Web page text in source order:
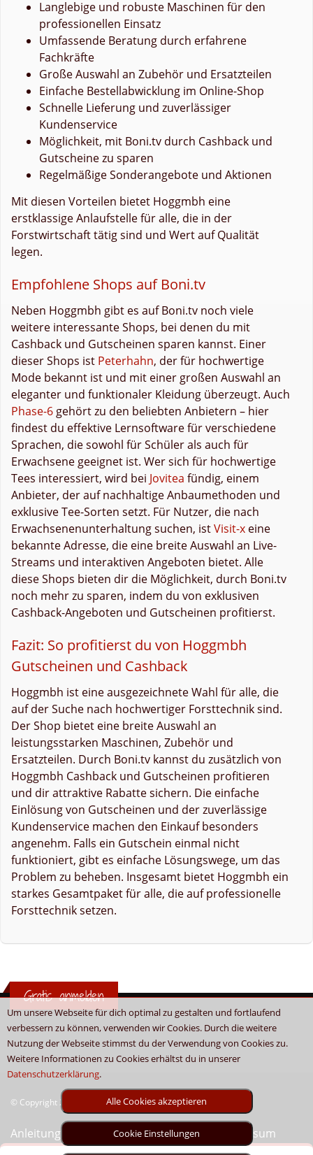
Um unsere Webseite für dich optimal zu gestalten und fortlaufend
verbessern zu können, verwenden wir Cookies. Durch die weitere
Nutzung der Webseite stimmst du der Verwendung von Cookies zu.
Weitere Informationen zu Cookies erhältst du in unserer
Datenschutzerklärung.
Alle Cookies akzeptieren
Cookie Einstellungen
Langlebige und robuste Maschinen für den
professionellen Einsatz
Umfassende Beratung durch erfahrene
Fachkräfte
Große Auswahl an Zubehör und Ersatzteilen
Einfache Bestellabwicklung im Online-Shop
Schnelle Lieferung und zuverlässiger
Kundenservice
Möglichkeit, mit Boni.tv durch Cashback und
Gutscheine zu sparen
Regelmäßige Sonderangebote und Aktionen
Mit diesen Vorteilen bietet Hoggmbh eine
erstklassige Anlaufstelle für alle, die in der
Forstwirtschaft tätig sind und Wert auf Qualität
legen.
Empfohlene Shops auf Boni.tv
Neben Hoggmbh gibt es auf Boni.tv noch viele
weitere interessante Shops, bei denen du mit
Cashback und Gutscheinen sparen kannst. Einer
dieser Shops ist Peterhahn, der für hochwertige
Mode bekannt ist und mit einer großen Auswahl an
eleganter und funktionaler Kleidung überzeugt. Auch
Phase-6 gehört zu den beliebten Anbietern – hier
findest du effektive Lernsoftware für verschiedene
Sprachen, die sowohl für Schüler als auch für
Erwachsene geeignet ist. Wer sich für hochwertige
Tees interessiert, wird bei Jovitea fündig, einem
Anbieter, der auf nachhaltige Anbaumethoden und
exklusive Tee-Sorten setzt. Für Nutzer, die nach
Erwachsenenunterhaltung suchen, istVisit-x eine
bekannte Adresse, die eine breite Auswahl an Live-
Streams und interaktiven Angeboten bietet. Alle
diese Shops bieten dir die Möglichkeit, durch Boni.tv
noch mehr zu sparen, indem du von exklusiven
Cashback-Angeboten und Gutscheinen profitierst.
Fazit: So profitierst du von Hoggmbh
Gutscheinen und Cashback
Hoggmbh ist eine ausgezeichnete Wahl für alle, die
auf der Suche nach hochwertiger Forsttechnik sind.
Der Shop bietet eine breite Auswahl an
leistungsstarken Maschinen, Zubehör und
Ersatzteilen. Durch Boni.tv kannst du zusätzlich von
Hoggmbh Cashback und Gutscheinen profitieren
und dir attraktive Rabatte sichern. Die einfache
Einlösung von Gutscheinen und der zuverlässige
Kundenservice machen den Einkauf besonders
angenehm. Falls ein Gutschein einmal nicht
funktioniert, gibt es einfache Lösungswege, um das
Problem zu beheben. Insgesamt bietet Hoggmbh ein
starkes Gesamtpaket für alle, die auf professionelle
Forsttechnik setzen.
Gratis anmelden
© Copyright 2026 - Boni.tv / Cashback & Gutscheine
Anleitung Sitemap Kontakt Unser Impressum